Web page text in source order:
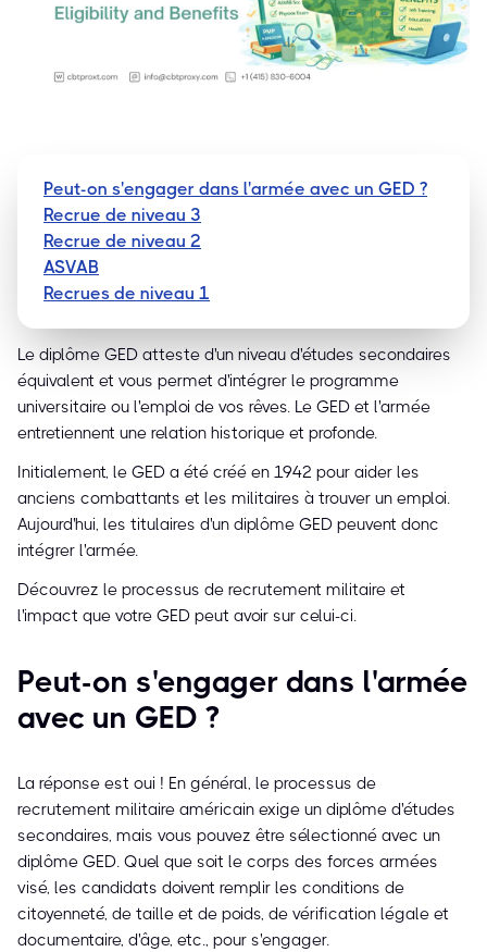
Peut-on s'engager dans l'armée avec un GED ?
Recrue de niveau 3
Recrue de niveau 2
ASVAB
Recrues de niveau 1
Le diplôme GED atteste d'un niveau d'études secondaires
équivalent et vous permet d'intégrer le programme
universitaire ou l'emploi de vos rêves. Le GED et l'armée
entretiennent une relation historique et profonde.
Initialement, le GED a été créé en 1942 pour aider les
anciens combattants et les militaires à trouver un emploi.
Aujourd'hui, les titulaires d'un diplôme GED peuvent donc
intégrer l'armée.
Découvrez le processus de recrutement militaire et
l'impact que votre GED peut avoir sur celui-ci.
Peut-on s'engager dans l'armée
avec un GED ?
La réponse est oui ! En général, le processus de
recrutement militaire américain exige un diplôme d'études
secondaires, mais vous pouvez être sélectionné avec un
diplôme GED. Quel que soit le corps des forces armées
visé, les candidats doivent remplir les conditions de
citoyenneté, de taille et de poids, de vérification légale et
documentaire, d'âge, etc., pour s'engager.